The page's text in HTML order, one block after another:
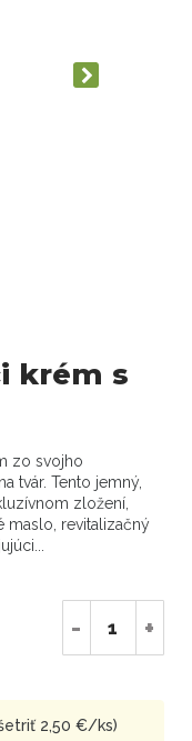
krém s
zo svojho
tvár. Tento jemný,
zložení,
maslo, revitalizačný
- +
2,50 €/ks)